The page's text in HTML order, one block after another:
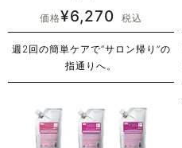
価格¥6,270 税込
週2回の簡単ケアで“サロン帰り”の
指通りへ。